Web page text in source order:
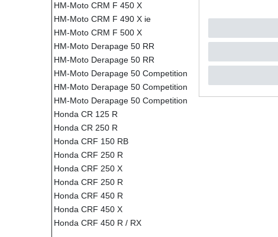
HM-Moto CRM F 450 X
HM-Moto CRM F 490 X ie
HM-Moto CRM F 500 X
HM-Moto Derapage 50 RR
HM-Moto Derapage 50 RR
HM-Moto Derapage 50 Competition
HM-Moto Derapage 50 Competition
HM-Moto Derapage 50 Competition
Honda CR 125 R
Honda CR 250 R
Honda CRF 150 RB
Honda CRF 250 R
Honda CRF 250 X
Honda CRF 250 R
Honda CRF 450 R
Honda CRF 450 X
Honda CRF 450 R / RX